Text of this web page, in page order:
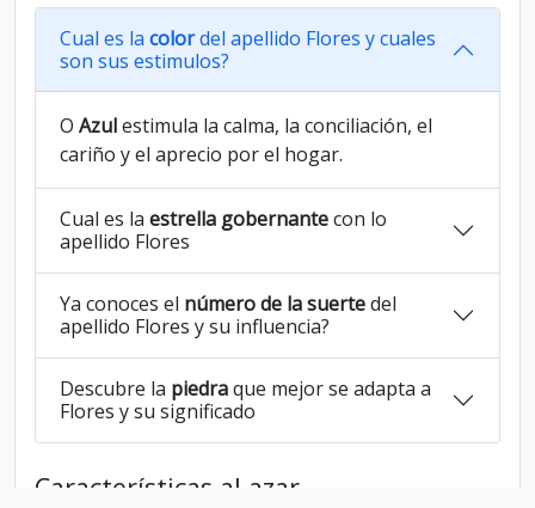
Cual es la colordel apellido Flores y cuales
son sus estimulos?
O Azulestimula la calma, la conciliación, el
cariño y el aprecio por el hogar.
Cual es la estrella gobernantecon lo
apellido Flores
Ya conoces el número de la suertedel
apellido Flores y su influencia?
Descubre la piedraque mejor se adapta a
Flores y su significado
Características al azar